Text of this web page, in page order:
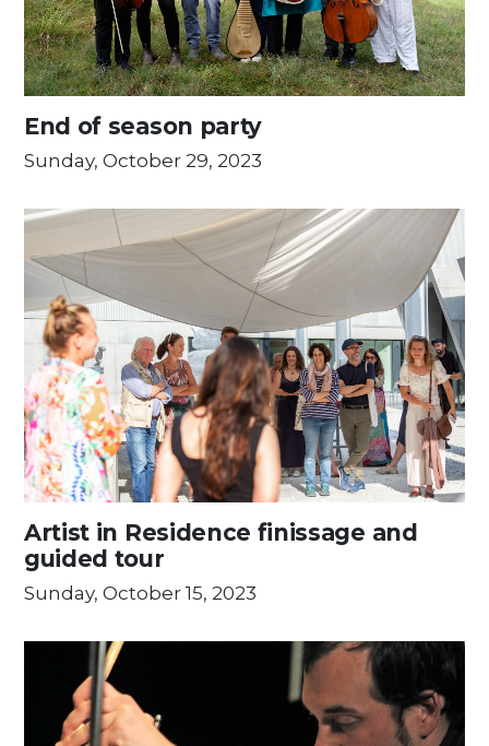
End of season party
Sunday, October 29, 2023
Artist in Residence finissage and
guided tour
Sunday, October 15, 2023